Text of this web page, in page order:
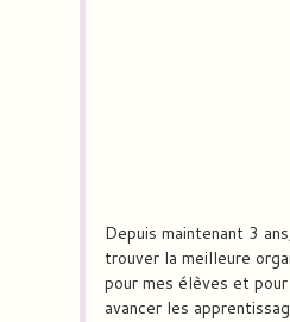
Depuis maintenant 3
trouver la meilleure
pour mes élèves et
avancer les